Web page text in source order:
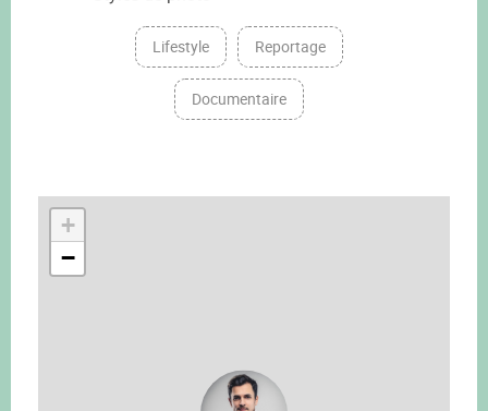
Lifestyle Reportage
Documentaire
+
−